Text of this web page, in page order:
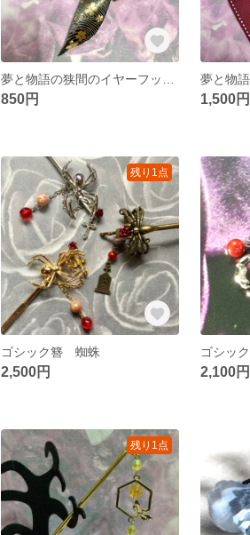
850円 1,500円
残り1点
ゴシック簪 蜘蛛
2,500円
ゴシッ
2,100円
残り1点